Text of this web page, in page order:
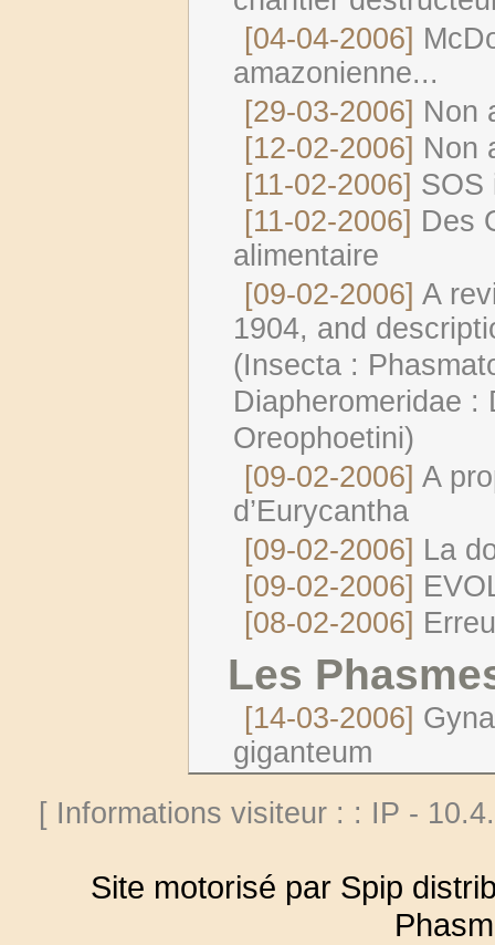
[04-04-2006]
amazonienne...
[29-03-2006] Non
[12-02-2006] Non
[11-02-2006] SOS
[11-02-2006] Des
alimentaire
[09-02-2006] A
1904, and
(Insecta :
Diapheromeridae :
Oreophoetini)
[09-02-2006] A
d’Eurycantha
[09-02-2006] La
[09-02-2006]
[08-02-2006]
Les
[14-03-2006]
giganteum
[ Informations visiteur : : IP -
Site motorisé par Spip